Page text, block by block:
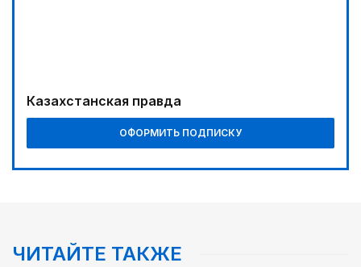
Наш десант на Dota 2, Phygital Football и Phygital
Shooter
05:00
Вычислен последний фигурант «титанового»
Каникулы в седле
Казахстанская правда
ОФОРМИТЬ ПОДПИСКУ
ЧИТАЙТЕ ТАКЖЕ